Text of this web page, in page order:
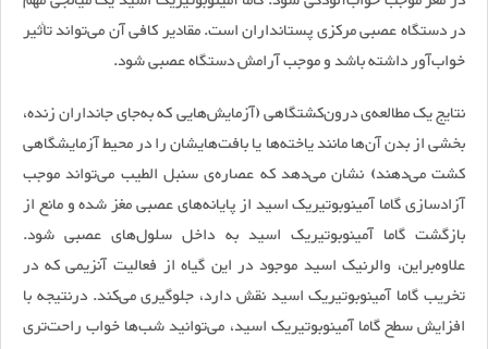
در دستگاه عصبی مرکزی پستانداران است. مقادیر کافی آن می‌تواند تأثیر
خواب‌آور داشته باشد و موجب آرامش دستگاه عصبی شود.
نتایج یک مطالعه‌ی درون‌کشتگاهی (آزمایش‌هایی که به‌جای جانداران زنده،
بخشی از بدن آن‌ها مانند یاخته‌ها یا بافت‌هایشان را در محیط آزمایشگاهی
کشت می‌دهند) نشان می‌دهد که عصاره‌ی سنبل الطیب می‌تواند موجب
آزادسازی گاما آمینوبوتیریک اسید از پایانه‌های عصبی مغز شده و مانع از
بازگشت گاما آمینوبوتیریک اسید به داخل سلول‌های عصبی شود.
علاوه‌براین، والرنیک اسید موجود در این گیاه از فعالیت آنزیمی که در
تخریب گاما آمینوبوتیریک اسید نقش دارد، جلوگیری می‌کند. درنتیجه با
افزایش سطح گاما آمینوبوتیریک اسید، می‌توانید شب‌ها خواب راحت‌تری